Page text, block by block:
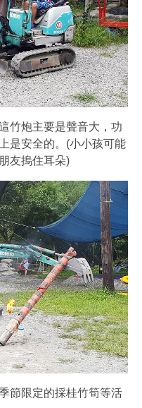
竹炮主要是聲音大，功
是安全的。(小小孩可能
友摀住耳朵)
節限定的採桂竹筍等活